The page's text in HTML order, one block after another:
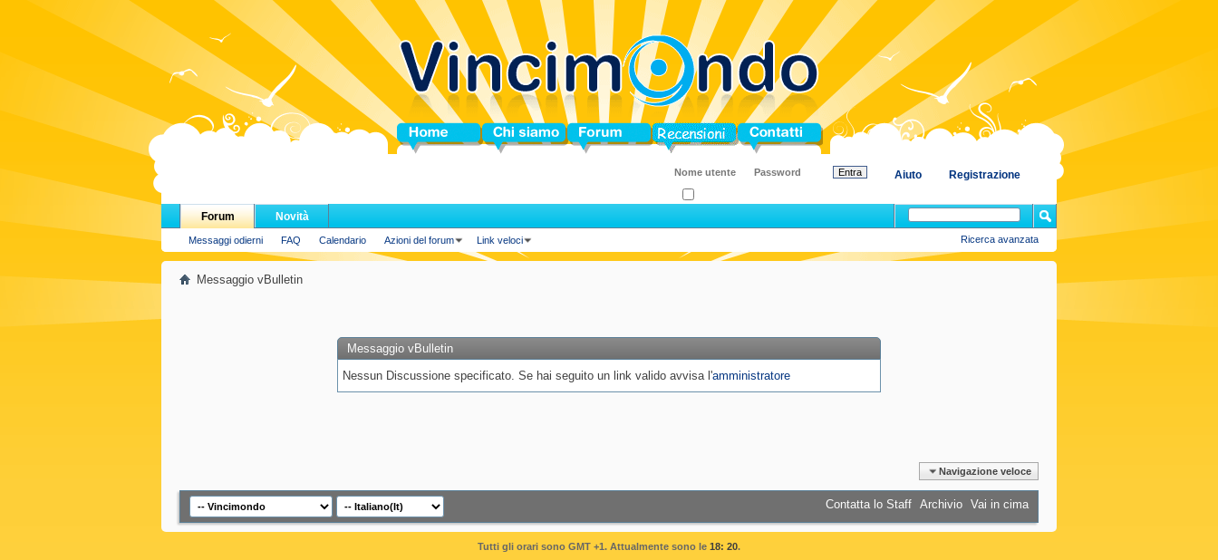
Home Chi siamo Forum Blog Contatti
Registrazione
Aiuto
Forum
Messaggi odierni FAQ Calendario Azioni del forum Link veloci
Novità
Ricerca avanzata
Messaggio vBulletin
Messaggio vBulletin
Nessun Discussione specificato. Se hai seguito un link valido avvisa l'amministratore
Navigazione veloce
Contatta lo Staff Archivio Vai in cima
Tutti gli orari sono GMT +1. Attualmente sono le 18: 20.